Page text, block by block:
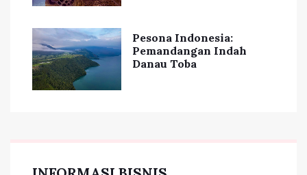
Pesona Indonesia:
Pemandangan Indah
Danau Toba